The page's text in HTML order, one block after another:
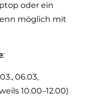
oder ein
möglich mit
:
06.03,
10.00–12.00)